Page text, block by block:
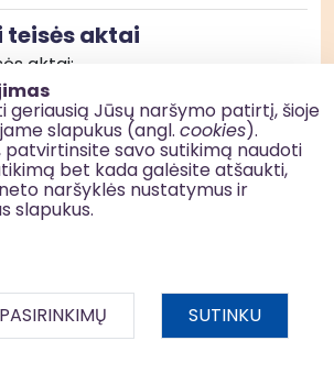
geriausią Jūsų naršymo patirtį, šioje
slapukus (angl. cookies).
patvirtinsite savo sutikimą naudoti
bet kada galėsite atšaukti,
naršyklės nustatymus ir
slapukus.
SUTINKU
teisės aktai
aktai:
metodika, patvirtinta
Vyriausybės 2021 m.
nutarimu Nr. 292 „Dėl
metodikos patvirtinimo“
metų plėtros programos